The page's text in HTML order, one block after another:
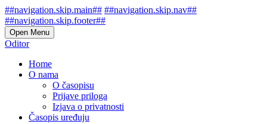
##navigation.skip.main## ##navigation.skip.nav##
##navigation.skip.footer##
Open Menu
Oditor
Home
O nama
O časopisu
Prijave priloga
Izjava o privatnosti
Časopis uređuju